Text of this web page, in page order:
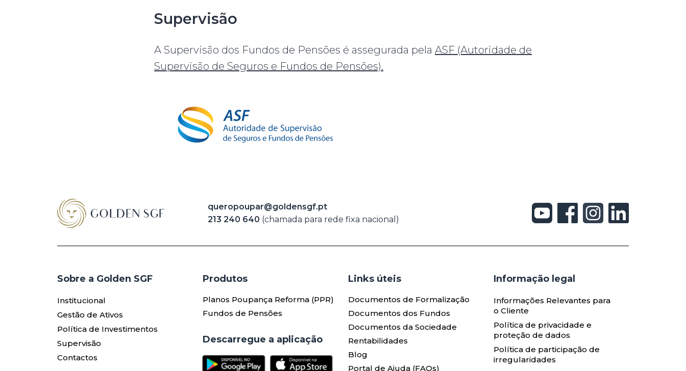
Supervisão
A Supervisão dos Fundos de Pensões é assegurada pela ASF (Autoridade de
Supervisão de Seguros e Fundos de Pensões).
queropoupar@goldensgf.pt
213 240 640 (chamada para rede fixa nacional)
Sobre a Golden SGF
Institucional
Gestão de Ativos
Política de Investimentos
Supervisão
Contactos
Produtos​
Planos Poupança Reforma (PPR)
Fundos de Pensões
Descarregue a aplicação
Links úteis​
Documentos de Formalização
Documentos dos Fundos
Documentos da Sociedade
Rentabilidades
Blog
Portal de Ajuda (FAQs)
Informação legal
Informações Relevantes para
o Cliente
Política de privacidade e
proteção de dados
Política de participação de
irregularidades